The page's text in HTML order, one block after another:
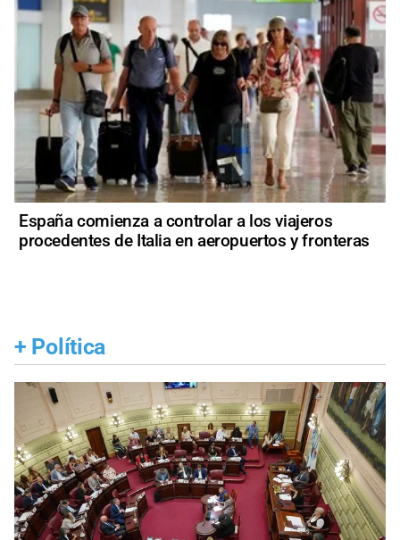
España comienza a controlar a los viajeros
procedentes de Italia en aeropuertos y fronteras
+ Política